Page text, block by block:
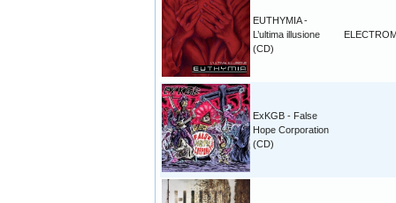
EUTHYMIA -
L’ultima illusione
(CD)
ExKGB - False
Hope Corporation
(CD)